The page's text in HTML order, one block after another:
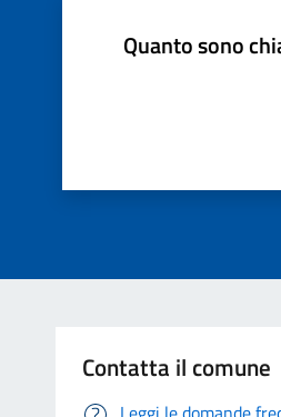
Quanto sono
Contatta il comune